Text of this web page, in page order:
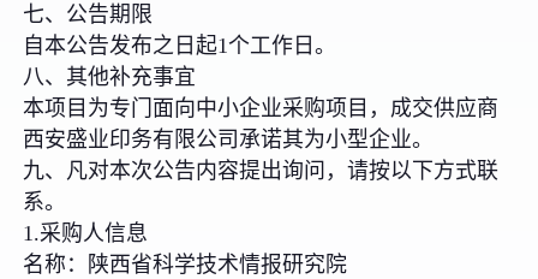
七、公告期限
自本公告发布之日起1个工作日。
八、其他补充事宜
本项目为专门面向中小企业采购项目，成交供应商
西安盛业印务有限公司承诺其为小型企业。
九、凡对本次公告内容提出询问，请按以下方式联
系。
1.采购人信息
名称：陕西省科学技术情报研究院